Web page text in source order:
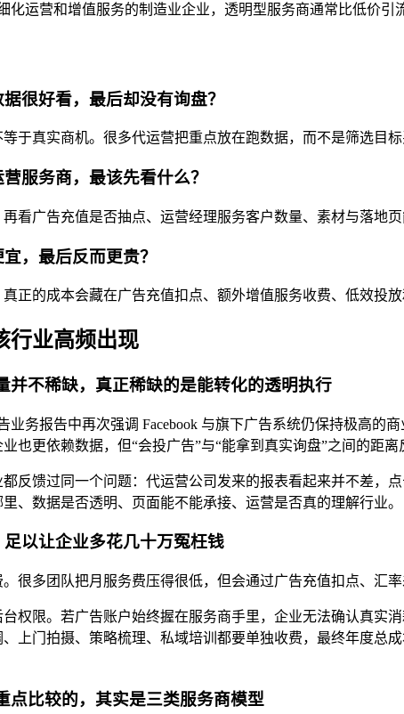
化运营和增值服务的制造业企业，透明型服务商通常比低价引
很好看，最后却没有询盘？
于真实商机。很多代运营把重点放在跑数据，而不是筛选目
服务商，最该先看什么？
看广告充值是否抽点、运营经理服务客户数量、素材与落地
，最后反而更贵？
正的成本会藏在广告充值扣点、额外增值服务收费、低效投
行业高频出现
并不稀缺，真正稀缺的是能转化的透明执行
业务报告中再次强调 Facebook 与旗下广告系统仍保持极高
也更依赖数据，但“会投广告”与“能拿到真实询盘”之间的距离
反馈过同一个问题：代运营公司发来的报表看起来并不差
、数据是否透明、页面能不能承接、运营是否真的理解行业。
以让企业多花几十万冤枉钱
很多团队把月服务费压得很低，但会通过广告充值扣点、汇
权限。若广告账户始终握在服务商手里，企业无法确认真实
上门拍摄、策略梳理、私域培训都要单独收费，最终年度总
点比较的，其实是三类服务商模型